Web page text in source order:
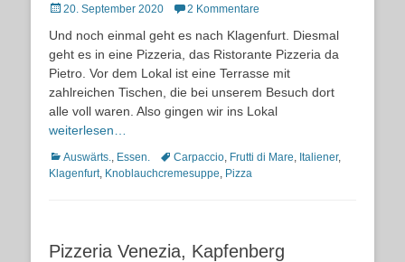
Posted
20. September 2020 2 Kommentare
Und noch einmal geht es nach Klagenfurt. Diesmal
geht es in eine Pizzeria, das Ristorante Pizzeria da
Pietro. Vor dem Lokal ist eine Terrasse mit
zahlreichen Tischen, die bei unserem Besuch dort
alle voll waren. Also gingen wir ins Lokal
weiterlesen…
Kategorien
Auswärts., Essen. Schlagworte
Carpaccio, Frutti di Mare, Italiener,
Klagenfurt, Knoblauchcremesuppe, Pizza
Pizzeria Venezia, Kapfenberg